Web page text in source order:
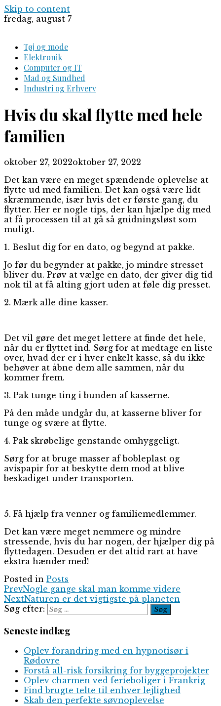
Skip to content
fredag, august 7
Tøj og mode
Elektronik
Computer og IT
Mad og Sundhed
Industri og Erhverv
Hvis du skal flytte med hele
familien
oktober 27, 2022oktober 27, 2022
Det kan være en meget spændende oplevelse at
flytte ud med familien. Det kan også være lidt
skræmmende, især hvis det er første gang, du
flytter. Her er nogle tips, der kan hjælpe dig med
at få processen til at gå så gnidningsløst som
muligt.
1. Beslut dig for en dato, og begynd at pakke.
Jo før du begynder at pakke, jo mindre stresset
bliver du. Prøv at vælge en dato, der giver dig tid
nok til at få alting gjort uden at føle dig presset.
2. Mærk alle dine kasser.
Det vil gøre det meget lettere at finde det hele,
når du er flyttet ind. Sørg for at medtage en liste
over, hvad der er i hver enkelt kasse, så du ikke
behøver at åbne dem alle sammen, når du
kommer frem.
3. Pak tunge ting i bunden af kasserne.
På den måde undgår du, at kasserne bliver for
tunge og svære at flytte.
4. Pak skrøbelige genstande omhyggeligt.
Sørg for at bruge masser af bobleplast og
avispapir for at beskytte dem mod at blive
beskadiget under transporten.
5. Få hjælp fra venner og familiemedlemmer.
Det kan være meget nemmere og mindre
stressende, hvis du har nogen, der hjælper dig på
flyttedagen. Desuden er det altid rart at have
ekstra hænder med!
Posted in Posts
PrevNogle gange skal man komme videre
NextNaturen er det vigtigste på planeten
Søg efter:
Seneste indlæg
Oplev forandring med en hypnotisør i
Rødovre
Forstå all-risk forsikring for byggeprojekter
Oplev charmen ved ferieboliger i Frankrig
Find brugte telte til enhver lejlighed
Skab den perfekte søvnoplevelse